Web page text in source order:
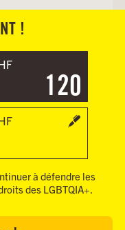
!
120
à défendre les
des LGBTQIA+.